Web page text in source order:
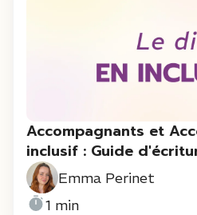
Accompagnants et
inclusif : Guide
Emma Perinet
1 min